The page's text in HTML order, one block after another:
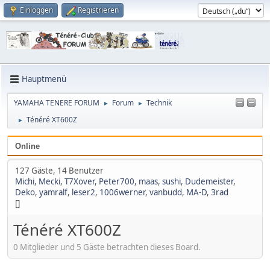
Einloggen Registrieren
Hauptmenü
YAMAHA TENERE FORUM ► Forum ► Technik
► Ténéré XT600Z
Online
127 Gäste, 14 Benutzer
Michi, Mecki, T7Xover, Peter700, maas, sushi, Dudemeister,
Deko, yamralf, leser2, 1006werner, vanbudd, MA-D, 3rad
[]
Ténéré XT600Z
0 Mitglieder und 5 Gäste betrachten dieses Board.